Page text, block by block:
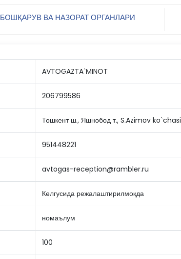
БОШҚАРУВ ВА НАЗОРАТ ОРГАНЛАРИ
AVTOGAZTA`MINOT
206799586
Тошкент ш., Яшнобод т., S.Azimov ko`chasi
951448221
avtogas-reception@rambler.ru
Келгусида режалаштирилмоқда
номаълум
100